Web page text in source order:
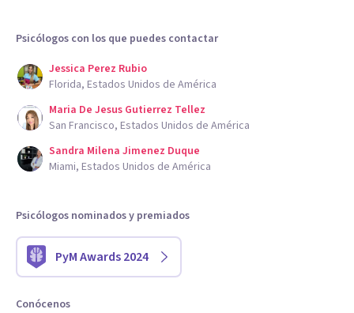
Psicólogos con los que puedes contactar
Jessica Perez Rubio
Florida, Estados Unidos de América
Maria De Jesus Gutierrez Tellez
San Francisco, Estados Unidos de América
Sandra Milena Jimenez Duque
Miami, Estados Unidos de América
Psicólogos nominados y premiados
PyM Awards 2024
Conócenos